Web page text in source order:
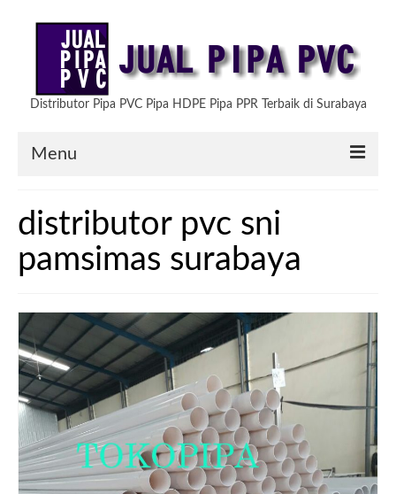
Distributor Pipa PVC Pipa HDPE Pipa PPR Terbaik di Surabaya
Menu
ARTIKEL
TESTIMONIAL
HUBUNGI KAMI
distributor pvc sni
pamsimas surabaya